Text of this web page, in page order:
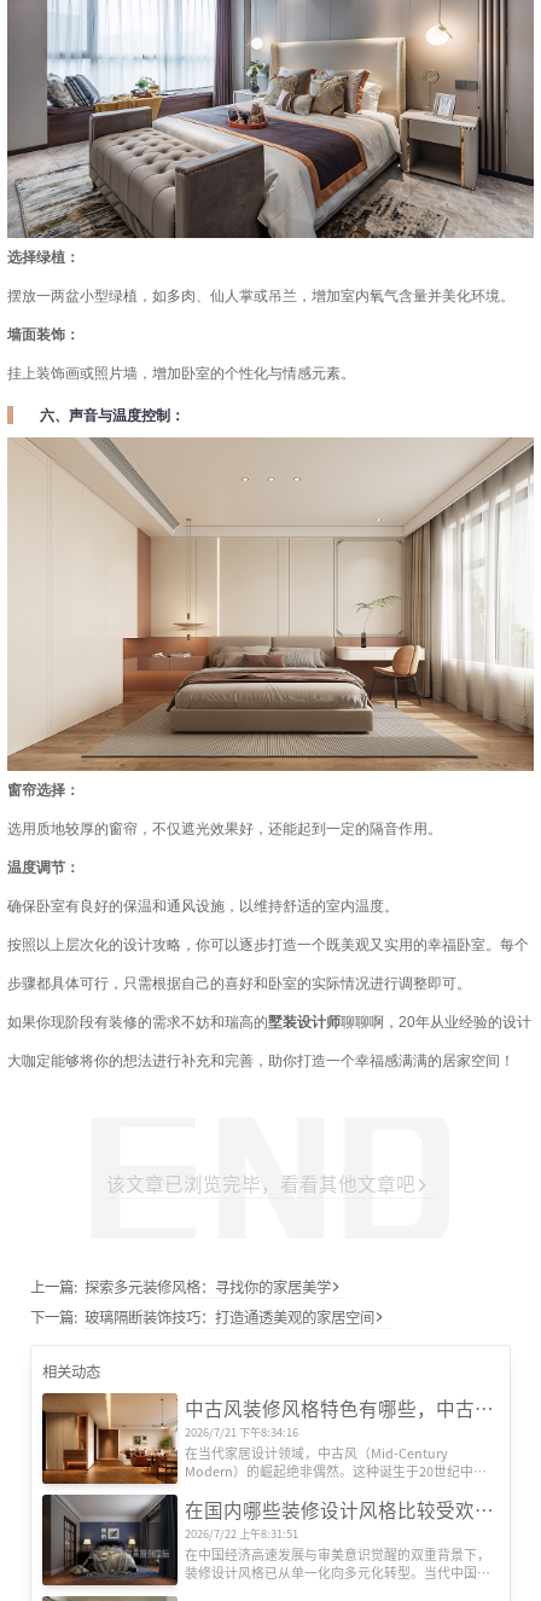
选择绿植：
摆放一两盆小型绿植，如多肉、仙人掌或吊兰，增加室内氧气含量并美化环境。
墙面装饰：
挂上装饰画或照片墙，增加卧室的个性化与情感元素。
六、声音与温度控制：
窗帘选择：
选用质地较厚的窗帘，不仅遮光效果好，还能起到一定的隔音作用。
温度调节：
确保卧室有良好的保温和通风设施，以维持舒适的室内温度。
按照以上层次化的设计攻略，你可以逐步打造一个既美观又实用的幸福卧室。每个
步骤都具体可行，只需根据自己的喜好和卧室的实际情况进行调整即可。
如果你现阶段有装修的需求不妨和瑞高的墅装设计师聊聊啊，20年从业经验的设计
大咖定能够将你的想法进行补充和完善，助你打造一个幸福感满满的居家空间！
该文章已浏览完毕，看看其他文章吧
上一篇: 探索多元装修风格：寻找你的家居美学
下一篇: 玻璃隔断装饰技巧：打造通透美观的家居空间
相关动态
中古风装修风格特色有哪些，中古风装修设计效果图
2026/7/21 下午8:34:16
在当代家居设计领域，中古风（Mid-Century
Modern）的崛起绝非偶然。这种诞生于20世纪中叶
全球范围内引发新一轮审美革命。其独特魅力源于对
功能主义的极致追求、对复古情怀的现代转译，以及
对人文精神的深度诠释，形成了一套完整的美学体
系。
在国内哪些装修设计风格比较受欢迎？
2026/7/22 上午8:31:51
在中国经济高速发展与审美意识觉醒的双重背景下，
装修设计风格已从单一化向多元化转型。当代中国家